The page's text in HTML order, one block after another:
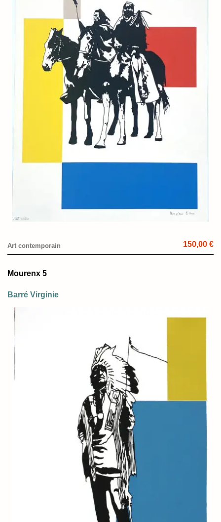
Art contemporain 150,00 €
Mourenx 5
Barré Virginie